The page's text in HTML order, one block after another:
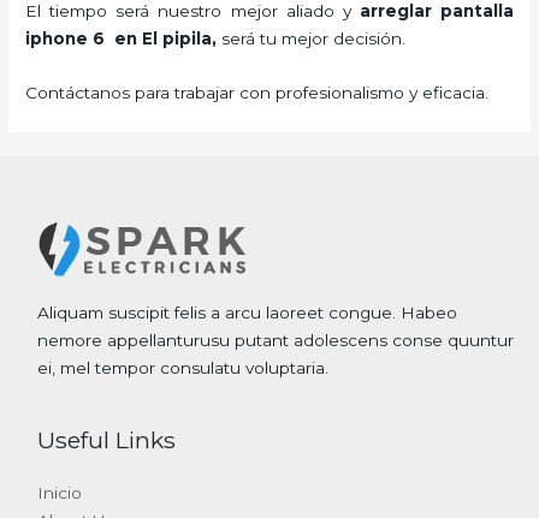
El tiempo será nuestro mejor aliado y arreglar pantalla
iphone 6 en El pipila, será tu mejor decisión.
Contáctanos para trabajar con profesionalismo y eficacia.
Aliquam suscipit felis a arcu laoreet congue. Habeo
nemore appellanturusu putant adolescens conse quuntur
ei, mel tempor consulatu voluptaria.
Useful Links
Inicio